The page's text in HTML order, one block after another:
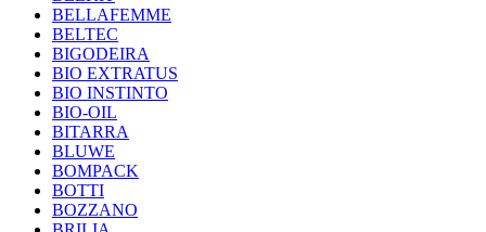
BELLAFEMME
BELTEC
BIGODEIRA
BIO EXTRATUS
BIO INSTINTO
BIO-OIL
BITARRA
BLUWE
BOMPACK
BOTTI
BOZZANO